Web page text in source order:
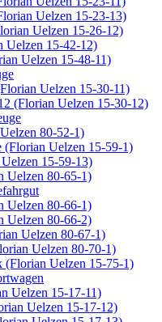
Uelzen 15-23-13)
Uelzen 15-26-12)
Uelzen 15-42-12)
Uelzen 15-48-11)
Uelzen 15-30-11)
(Florian Uelzen 15-30-12)
80-52-1)
(Florian Uelzen 15-59-1)
15-59-13)
Uelzen 80-65-1)
Uelzen 80-66-1)
Uelzen 80-66-2)
Uelzen 80-67-1)
Uelzen 80-70-1)
(Florian Uelzen 15-75-1)
Uelzen 15-17-11)
Uelzen 15-17-12)